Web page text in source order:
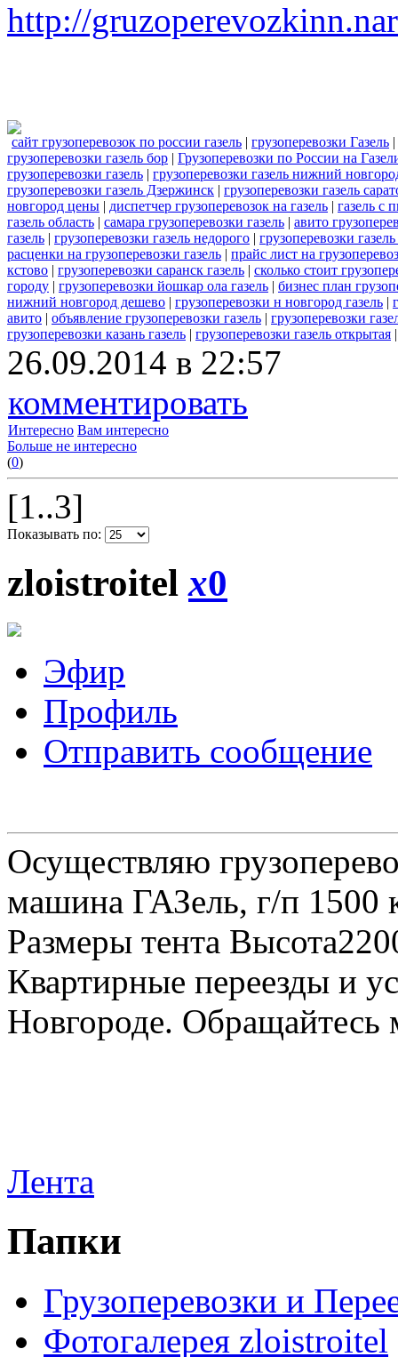
http://
сайт грузоперевозок по россии газель | грузоперевозки Газель |
грузоперевозки газель бор | Грузоперевозки по России на
грузоперевозки газель | грузоперевозки газель нижний
грузоперевозки газель Дзержинск | грузоперевозки газель
новгород цены | диспетчер грузоперевозок на газель | газель с
газель область | самара грузоперевозки газель | авито
газель | грузоперевозки газель недорого | грузоперевозки
расценки на грузоперевозки газель | прайс лист на
кстово | грузоперевозки саранск газель | сколько стоит
городу | грузоперевозки йошкар ола газель | бизнес план
нижний новгород дешево | грузоперевозки н новгород газель |
авито | объявление грузоперевозки газель | грузоперевозки
грузоперевозки казань газель | грузоперевозки газель открытая
26.09.2014 в 22:57
комментировать
Интересно Вам интересно
Больше не интересно
(0)
[1..3]
Показывать по:
zloistroitelx0
Эфир
Профиль
Отправить сообщение
Осуществляю
машина ГАЗель, г/п 1500
Размеры тента
Квартирные переезды и
Новгороде.
Лента
Папки
Грузоперевозки и
Фотогалерея zloistroitel